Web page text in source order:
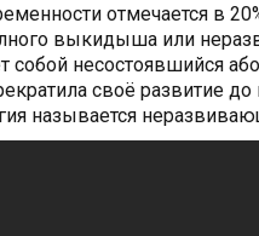
отмечается в
выкидыша или
собой несостоявшийся
своё развитие
называется